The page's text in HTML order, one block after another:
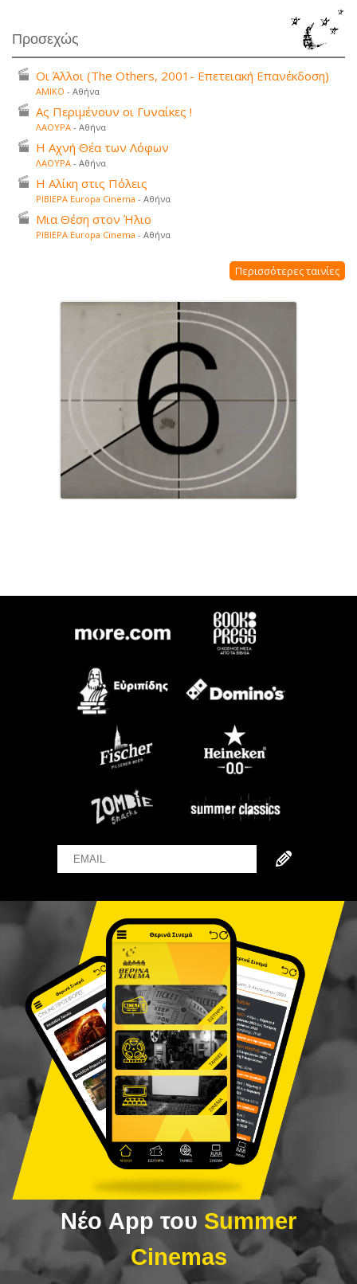
Προσεχώς
Οι Άλλοι (The Others, 2001- Επετειακή Επανέκδοση)
ΑΜΙΚΟ - Αθήνα
Ας Περιμένουν οι Γυναίκες !
ΛΑΟΥΡΑ - Αθήνα
Η Αχνή Θέα των Λόφων
ΛΑΟΥΡΑ - Αθήνα
Η Αλίκη στις Πόλεις
ΡΙΒΙΕΡΑ Europa Cinema - Αθήνα
Μια Θέση στον Ήλιο
ΡΙΒΙΕΡΑ Europa Cinema - Αθήνα
Περισσότερες ταινίες
Email Name
Νέο App του Summer
Cinemas